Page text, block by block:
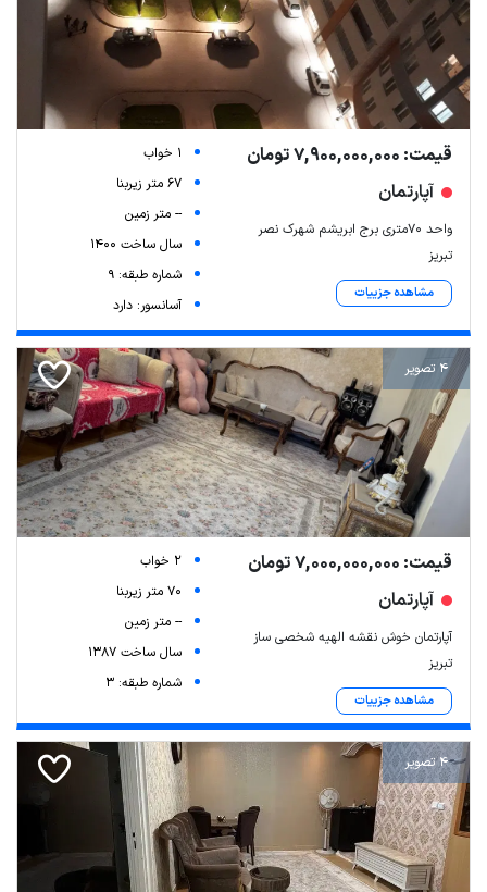
قیمت: 7,900,000,000 تومان
آپارتمان
واحد ۷۰متری برج ابریشم شهرک نصر
تبریز
مشاهده جزییات
1 خواب
67 متر زیربنا
-- متر زمین
سال ساخت 1400
شماره طبقه: 9
آسانسور: دارد
4 تصویر
قیمت: 7,000,000,000 تومان
آپارتمان
آپارتمان خوش نقشه الهیه شخصی ساز
تبریز
مشاهده جزییات
2 خواب
70 متر زیربنا
-- متر زمین
سال ساخت 1387
شماره طبقه: 3
4 تصویر